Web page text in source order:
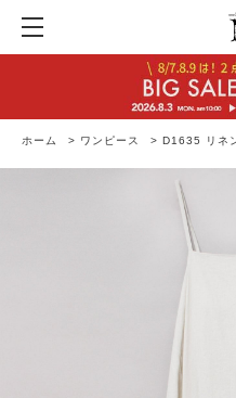
ホーム > ワンピース > D1635 リネ